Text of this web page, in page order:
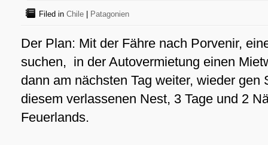
Filed in Chile Patagonien
Der Plan: Mit der Fähre nach Porvenir,
suchen, in der Autovermietung einen
dann am nächsten Tag weiter, wieder gen
diesem verlassenen Nest, 3 Tage und 2
Feuerlands.